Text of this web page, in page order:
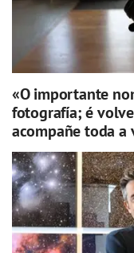
«O importante
fotografía; é
acompañe toda a